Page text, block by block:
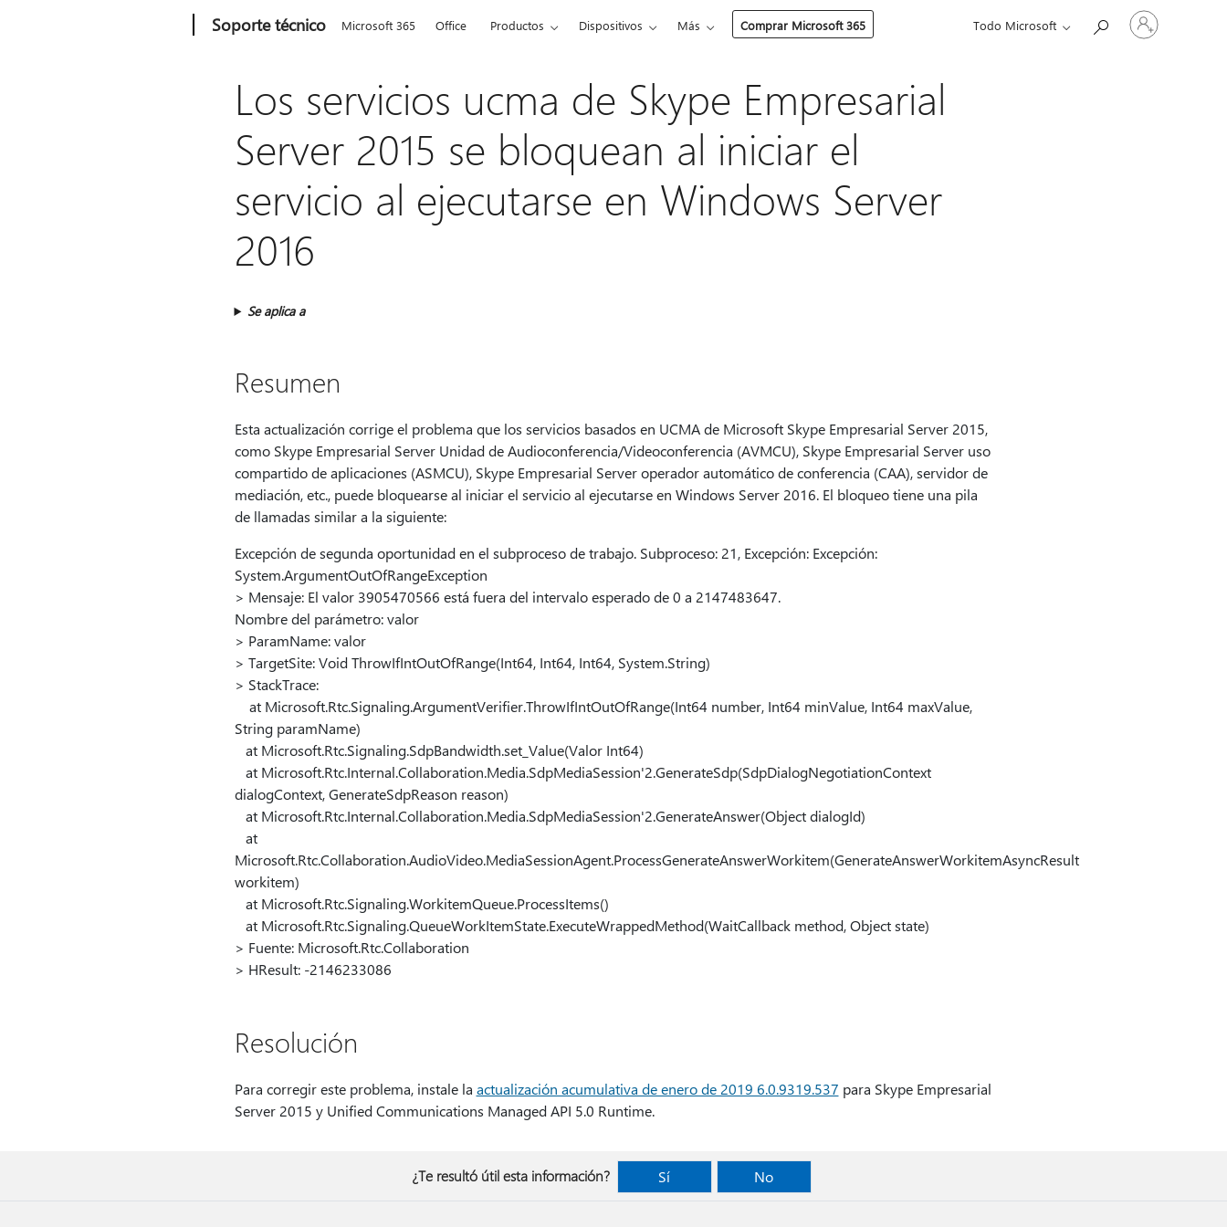
Soporte técnico Microsoft 365 Office Productos Dispositivos Más Comprar Microsoft 365 Todo Microsoft
Iniciar
sesión
Los servicios ucma de Skype Empresarial
Server 2015 se bloquean al iniciar el
servicio al ejecutarse en Windows Server
2016
Se aplica a
Resumen
Esta actualización corrige el problema que los servicios basados en UCMA de Microsoft Skype Empresarial Server 2015,
como Skype Empresarial Server Unidad de Audioconferencia/Videoconferencia (AVMCU), Skype Empresarial Server uso
compartido de aplicaciones (ASMCU), Skype Empresarial Server operador automático de conferencia (CAA), servidor de
mediación, etc., puede bloquearse al iniciar el servicio al ejecutarse en Windows Server 2016. El bloqueo tiene una pila
de llamadas similar a la siguiente:
Excepción de segunda oportunidad en el subproceso de trabajo. Subproceso: 21, Excepción: Excepción:
System.ArgumentOutOfRangeException
> Mensaje: El valor 3905470566 está fuera del intervalo esperado de 0 a 2147483647.
Nombre del parámetro: valor
> ParamName: valor
> TargetSite: Void ThrowIfIntOutOfRange(Int64, Int64, Int64, System.String)
> StackTrace:
at Microsoft.Rtc.Signaling.ArgumentVerifier.ThrowIfIntOutOfRange(Int64 number, Int64 minValue, Int64 maxValue,
String paramName)
at Microsoft.Rtc.Signaling.SdpBandwidth.set_Value(Valor Int64)
at Microsoft.Rtc.Internal.Collaboration.Media.SdpMediaSession'2.GenerateSdp(SdpDialogNegotiationContext
dialogContext, GenerateSdpReason reason)
at Microsoft.Rtc.Internal.Collaboration.Media.SdpMediaSession'2.GenerateAnswer(Object dialogId)
at
Microsoft.Rtc.Collaboration.AudioVideo.MediaSessionAgent.ProcessGenerateAnswerWorkitem(GenerateAnswerWorkitemAsyncResult
workitem)
at Microsoft.Rtc.Signaling.WorkitemQueue.ProcessItems()
at Microsoft.Rtc.Signaling.QueueWorkItemState.ExecuteWrappedMethod(WaitCallback method, Object state)
> Fuente: Microsoft.Rtc.Collaboration
> HResult: -2146233086
Resolución
Para corregir este problema, instale la actualización acumulativa de enero de 2019 6.0.9319.537 para Skype Empresarial
Server 2015 y Unified Communications Managed API 5.0 Runtime.
¿Te resultó útil esta información? Sí No